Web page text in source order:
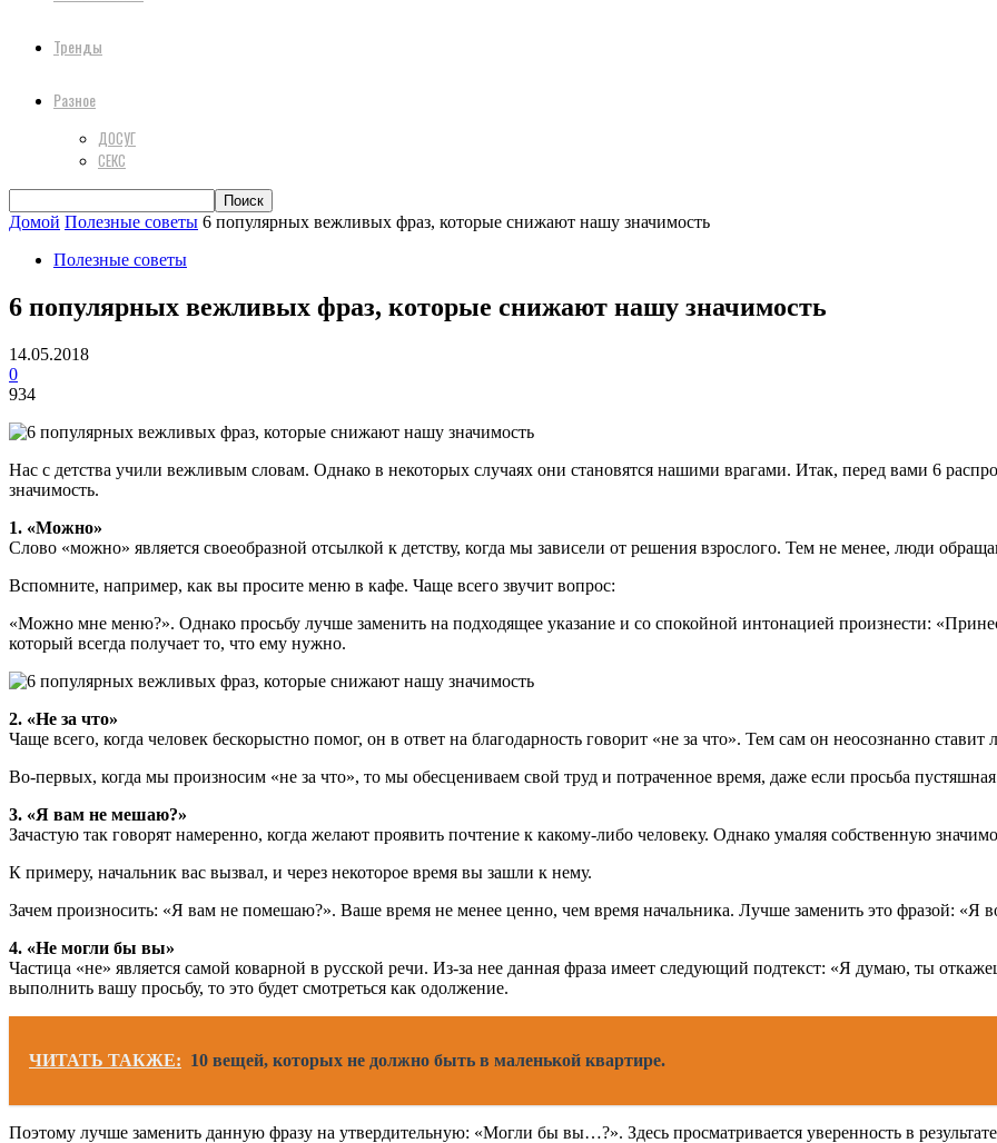
Тренды
Разное
ДОСУГ
СЕКС
Домой Полезные советы 6 популярных вежливых фраз, которые снижают нашу значимость
Полезные советы
6 популярных вежливых фраз, которые снижают нашу значимость
14.05.2018
0
934
Нас с детства учили вежливым словам. Однако в некоторых случаях они становятся нашими врагами. Итак, перед вами 6
значимость.
1. «Можно»
Слово «можно» является своеобразной отсылкой к детству, когда мы зависели от решения взрослого. Тем не менее, люди
Вспомните, например, как вы просите меню в кафе. Чаще всего звучит вопрос:
«Можно мне меню?». Однако просьбу лучше заменить на подходящее указание и со спокойной интонацией произнести:
который всегда получает то, что ему нужно.
2. «Не за что»
Чаще всего, когда человек бескорыстно помог, он в ответ на благодарность говорит «не за что». Тем сам он неосознанно
Во-первых, когда мы произносим «не за что», то мы обесцениваем свой труд и потраченное время, даже если просьба
3. «Я вам не мешаю?»
Зачастую так говорят намеренно, когда желают проявить почтение к какому-либо человеку. Однако умаляя собственную
К примеру, начальник вас вызвал, и через некоторое время вы зашли к нему.
Зачем произносить: «Я вам не помешаю?». Ваше время не менее ценно, чем время начальника. Лучше заменить это фразой: «Я
4. «Не могли бы вы»
Частица «не» является самой коварной в русской речи. Из-за нее данная фраза имеет следующий подтекст: «Я думаю, ты
выполнить вашу просьбу, то это будет смотреться как одолжение.
ЧИТАТЬ ТАКЖЕ: 10 вещей, которых не должно быть в маленькой квартире.
Поэтому лучше заменить данную фразу на утвердительную: «Могли бы вы…?». Здесь просматривается уверенность в